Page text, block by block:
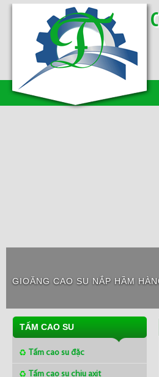
GIOĂNG CAO SU NẮP HẦM
TẤM CAO SU
Tấm cao su đặc
Tấm cao su chịu axit